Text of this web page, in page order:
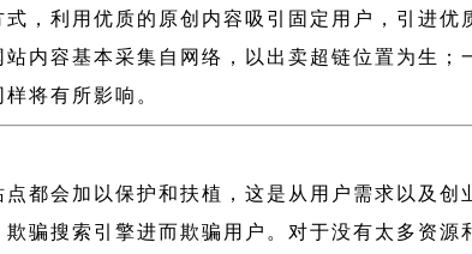
，利用优质的原创内容吸引固定用户，引进
内容基本采集自网络，以出卖超链位置为生
将有所影响。
都会加以保护和扶植，这是从用户需求以及
骗搜索引擎进而欺骗用户。对于没有太多资